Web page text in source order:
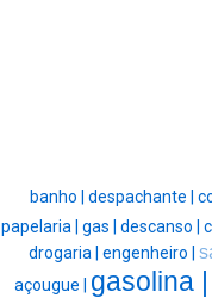
banho | despachante |
papelaria | gas | descanso |
drogaria | engenheiro |
açougue | gasolina |